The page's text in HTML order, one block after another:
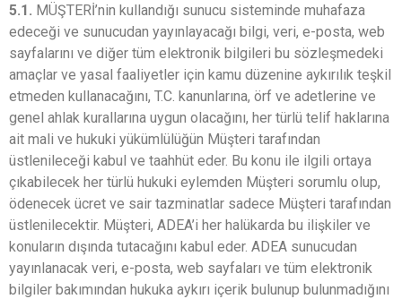
5.1. MÜŞTERİ’nin kullandığı sunucu sisteminde muhafaza
edeceği ve sunucudan yayınlayacağı bilgi, veri, e-posta, web
sayfalarını ve diğer tüm elektronik bilgileri bu sözleşmedeki
amaçlar ve yasal faaliyetler için kamu düzenine aykırılık teşkil
etmeden kullanacağını, T.C. kanunlarına, örf ve adetlerine ve
genel ahlak kurallarına uygun olacağını, her türlü telif haklarına
ait mali ve hukuki yükümlülüğün Müşteri tarafından
üstlenileceği kabul ve taahhüt eder. Bu konu ile ilgili ortaya
çıkabilecek her türlü hukuki eylemden Müşteri sorumlu olup,
ödenecek ücret ve sair tazminatlar sadece Müşteri tarafından
üstlenilecektir. Müşteri, ADEA’i her halükarda bu ilişkiler ve
konuların dışında tutacağını kabul eder. ADEA sunucudan
yayınlanacak veri, e-posta, web sayfaları ve tüm elektronik
bilgiler bakımından hukuka aykırı içerik bulunup bulunmadığını